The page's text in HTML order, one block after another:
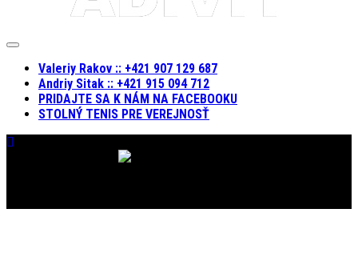
Expand
Valeriy Rakov :: +421 907 129 687
Andriy Sitak :: +421 915 094 712
PRIDAJTE SA K NÁM NA FACEBOOKU
STOLNÝ TENIS PRE VEREJNOSŤ